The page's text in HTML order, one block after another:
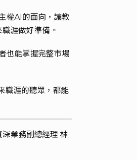
權AI的面向，讓教
涯做好準備。
也能掌握完整市場
職涯的聽眾，都能
業務副總經理 林